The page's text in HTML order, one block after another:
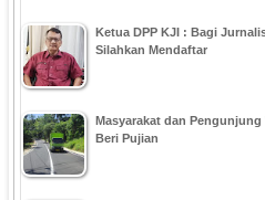
Ketua DPP KJI : Bagi
Silahkan Mendaftar
Masyarakat dan
Beri Pujian